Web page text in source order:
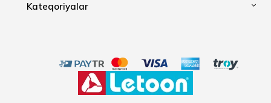
Kateqoriyalar